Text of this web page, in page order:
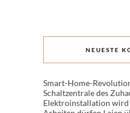
NEUESTE
Smart-Home-
Schaltzentrale des
Elektroinstallation